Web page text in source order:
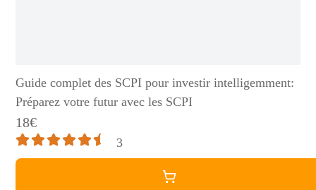
Guide complet des SCPI pour investir intelligemment:
Préparez votre futur avec les SCPI
18€
3